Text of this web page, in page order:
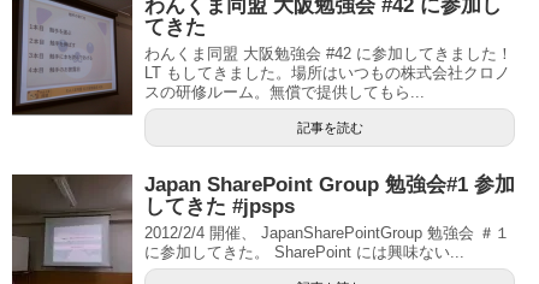
わんくま同盟 大阪勉強会 #42 に参加し
てきた
わんくま同盟 大阪勉強会 #42 に参加してきました！
LT もしてきました。場所はいつもの株式会社クロノ
スの研修ルーム。無償で提供してもら...
記事を読む
Japan SharePoint Group 勉強会#1 参加
してきた #jpsps
2012/2/4 開催、 JapanSharePointGroup 勉強会 ＃１
に参加してきた。 SharePoint には興味ない...